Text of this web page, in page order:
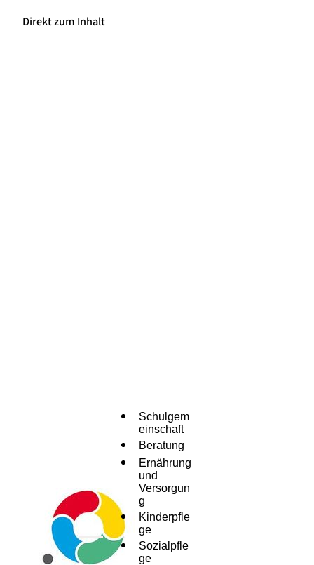
Direkt zum Inhalt
Menü
Schulgem
einschaft
Beratung
Ernährung
und
Versorgun
g
Kinderpfle
ge
Sozialpfle
ge